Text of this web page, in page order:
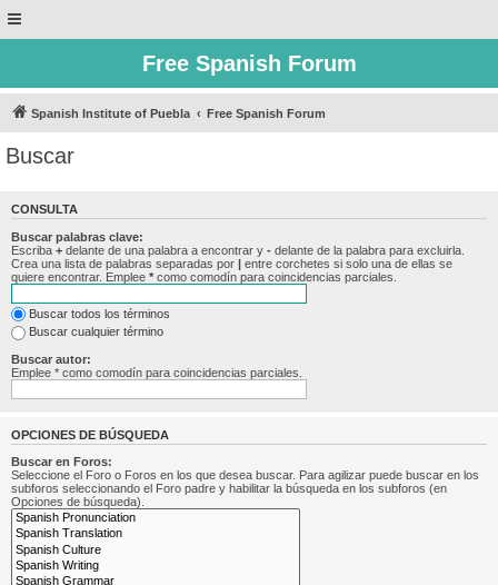
Free Spanish Forum
Spanish Institute of Puebla Free Spanish Forum
Buscar
CONSULTA
Buscar palabras clave:
Escriba + delante de una palabra a encontrar y - delante de la palabra para excluirla.
Crea una lista de palabras separadas por | entre corchetes si solo una de ellas se
quiere encontrar. Emplee * como comodín para coincidencias parciales.
Buscar todos los términos
Buscar cualquier término
Buscar autor:
Emplee * como comodín para coincidencias parciales.
OPCIONES DE BÚSQUEDA
Buscar en Foros:
Seleccione el Foro o Foros en los que desea buscar. Para agilizar puede buscar en los
subforos seleccionando el Foro padre y habilitar la búsqueda en los subforos (en
Opciones de búsqueda).